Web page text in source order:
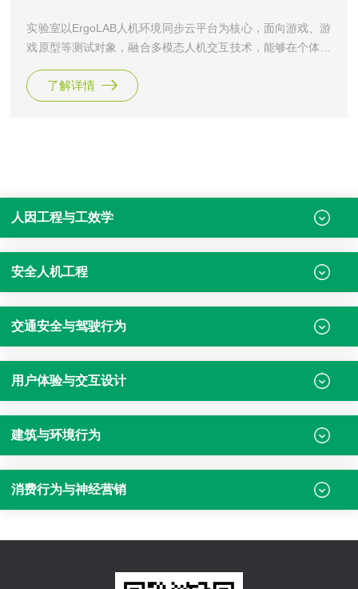
实验室以ErgoLAB人机环境同步云平台为核心，面向游戏、游
戏原型等测试对象，融合多模态人机交互技术，能够在个体完
眼动、脑电、脑成像、交互行为、行为视频、动作姿态、物理
环境等，分析个体的注意力、情绪、认知负荷、疲劳等状态，
了解详情
人因工程与工效学
安全人机工程
交通安全与驾驶行为
用户体验与交互设计
建筑与环境行为
消费行为与神经营销